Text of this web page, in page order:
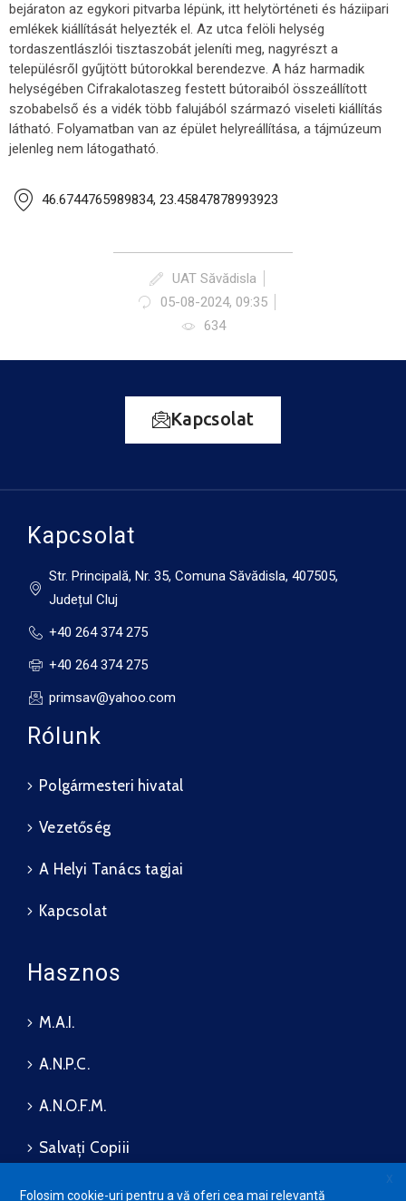
bejáraton az egykori pitvarba lépünk, itt helytörténeti és háziipari
emlékek kiállítását helyezték el. Az utca felöli helység
tordaszentlászlói tisztaszobát jeleníti meg, nagyrészt a
településről gyűjtött bútorokkal berendezve. A ház harmadik
helységében Cifrakalotaszeg festett bútoraiból összeállított
szobabelső és a vidék több falujából származó viseleti kiállítás
látható. Folyamatban van az épület helyreállítása, a tájmúzeum
jelenleg nem látogatható.
46.6744765989834, 23.45847878993923
UAT Săvădisla
05-08-2024, 09:35
634
Kapcsolat
Kapcsolat
Str. Principală, Nr. 35, Comuna Săvădisla, 407505,
Județul Cluj
+40 264 374 275
+40 264 374 275
primsav@yahoo.com
Rólunk
Polgármesteri hivatal
Vezetőség
A Helyi Tanács tagjai
Kapcsolat
Hasznos
M.A.I.
A.N.P.C.
A.N.O.F.M.
Salvați Copiii
X
Folosim cookie-uri pentru a vă oferi cea mai relevantă